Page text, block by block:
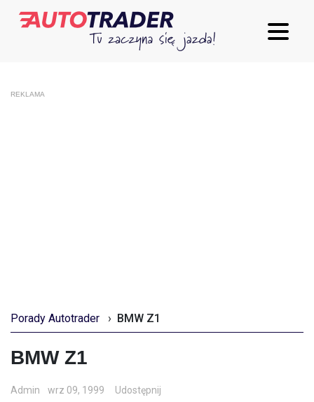
REKLAMA
Porady Autotrader › BMW Z1
BMW Z1
Admin wrz 09, 1999 Udostępnij